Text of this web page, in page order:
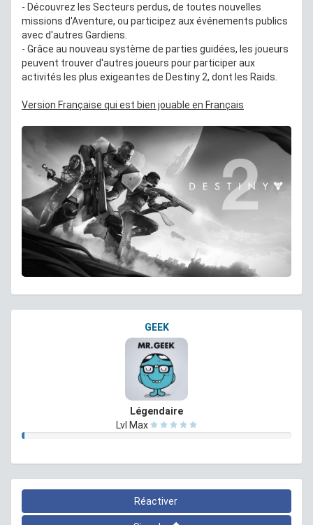
- Découvrez les Secteurs perdus, de toutes nouvelles
missions d'Aventure, ou participez aux événements publics
avec d'autres Gardiens.
- Grâce au nouveau système de parties guidées, les joueurs
peuvent trouver d'autres joueurs pour participer aux
activités les plus exigeantes de Destiny 2, dont les Raids.
Version Française qui est bien jouable en Français
GEEK
Légendaire
Lvl Max
Réactiver